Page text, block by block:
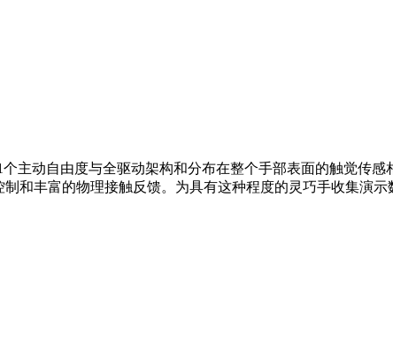
主动自由度与全驱动架构和分布在整个手部表面的触觉传
和丰富的物理接触反馈。为具有这种程度的灵巧手收集演示